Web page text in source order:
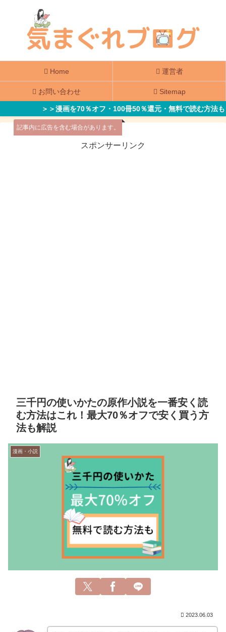
Home 運営者
お問い合わせ Sitemap
＞＞漫画を70％オフ・100冊50％還元・無料で読む方法も
記事内に広告を含む場合があります。
スポンサーリンク
三千円の使いかたの原作小説を一番安く読
む方法はこれ！最大70％オフで安く買う方
法も解説
漫画・小説
2023.06.03